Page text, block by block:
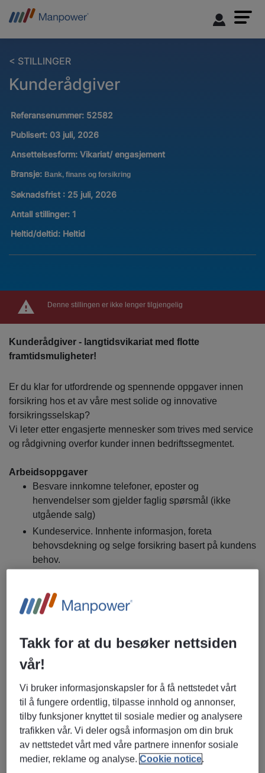
< STILLINGER
Kunderådgiver
Referansenummer: 52582
Publisert: 03 juli, 2026
Ansettelsesform: Vikariat/ engasjement
Bransje: Bank, finans og forsikring
Søknadsfrist : 25 juli, 2026
Antall stillinger: 1
Heltid/deltid: Heltid
Denne stillingen er ikke lenger tilgjengelig
Kunderådgiver - langtidsvikariat med flotte
framtidsmuligheter!
Er du klar for utfordrende og spennende oppgaver innen
forsikring hos et av våre mest solide og innovative
forsikringsselskap?
Vi leter etter engasjerte mennesker som trives med service
og rådgivning overfor kunder innen bedriftssegmentet.
Arbeidsoppgaver
Besvare innkomne telefoner, eposter og
henvendelser som gjelder faglig spørsmål (ikke
utgående salg)
Kundeservice. Innhente informasjon, foreta
behovsdekning og selge forsikring basert på kundens
behov.
Krav til deg som medarbeider:
kundeopplevelsen
Trives med en hektisk hverdag og funker godt med å
å prioritere de ulike oppgavene som må løses i løpet
av en dag.
Jobber godt selvstendig og samarbeider godt i team.
Håndterer å løse kompliserte henvendelser og
oppgaver
Mestrer PC og telefon som arbeidsverktøy
Takk for at du besøker nettsiden
vår!
Vi bruker informasjonskapsler for å få nettstedet vårt
til å fungere ordentlig, tilpasse innhold og annonser,
tilby funksjoner knyttet til sosiale medier og analysere
trafikken vår. Vi deler også informasjon om din bruk
av nettstedet vårt med våre partnere innenfor sosiale
medier, reklame og analyse.Cookie notice.